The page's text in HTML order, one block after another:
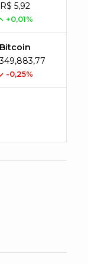
R$ 5,92
+0,01%
Bitcoin
-0,25%